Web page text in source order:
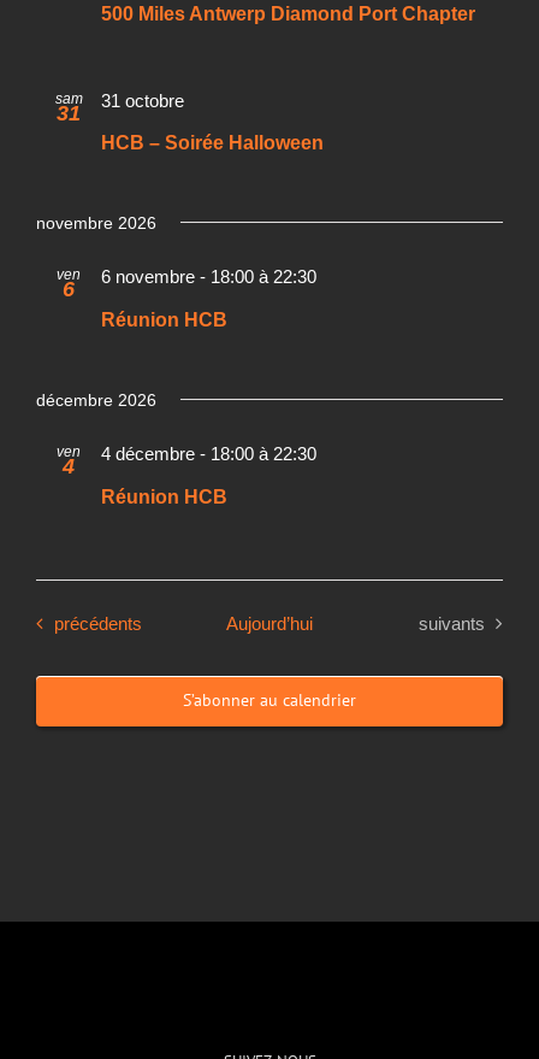
500 Miles Antwerp Diamond Port Chapter
sam
31
HCB – Soirée Halloween
31 octobre
novembre 2026
ven
6
Réunion HCB
6 novembre - 18:00 à22:30
décembre 2026
ven
4
Réunion HCB
4 décembre - 18:00 à 22:30
Évènements
précédents Aujourd’hui Évènements
suivants
S’abonner au calendrier